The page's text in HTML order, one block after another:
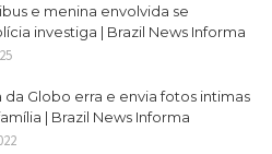
e menina envolvida se
investiga | Brazil News Informa
Globo erra e envia fotos intimas
| Brazil News Informa